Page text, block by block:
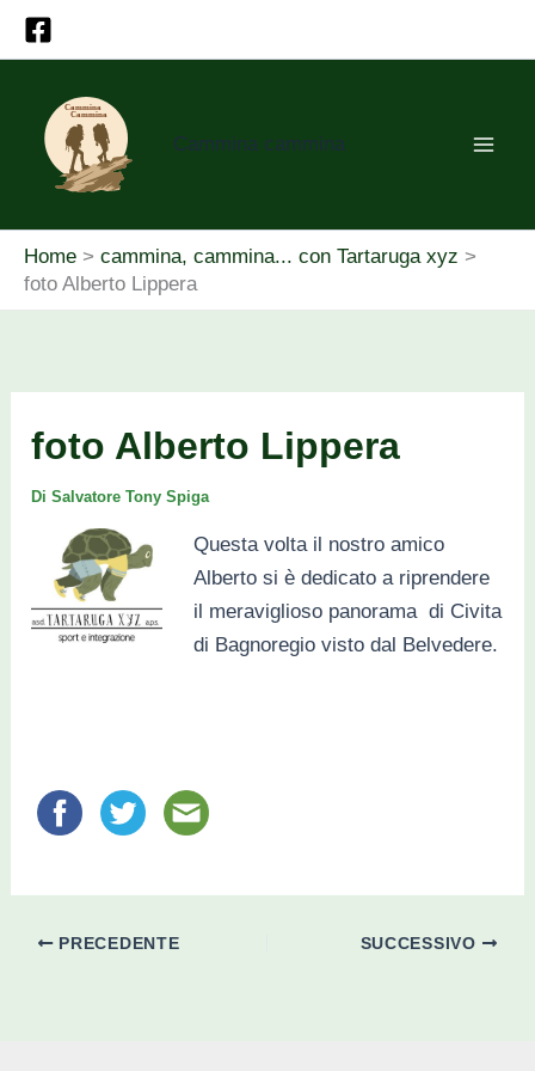
Vai
Cammina cammina
Home
cammina, cammina... con Tartaruga xyz
foto Alberto Lippera
foto Alberto Lippera
DiSalvatore Tony Spiga
Questa volta il nostro amico
Alberto si è dedicato a riprendere
il meraviglioso panorama di Civita
di Bagnoregio visto dal Belvedere.
PRECEDENTE SUCCESSIVO